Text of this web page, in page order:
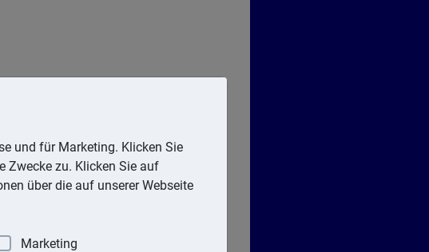
und für Marketing. Klicken Sie
Zwecke zu. Klicken Sie auf
über die auf unserer Webseite
Marketing